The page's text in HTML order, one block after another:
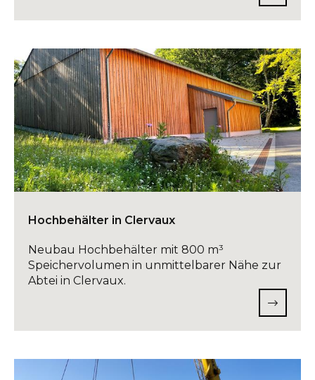
Hochbehälter in Clervaux
Neubau Hochbehälter mit 800 m³
Speichervolumen in unmittelbarer Nähe zur
Abtei in Clervaux.